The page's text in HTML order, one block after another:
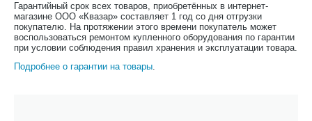
Гарантийный срок всех товаров, приобретённых в интернет-
магазине ООО «Квазар» составляет 1 год со дня отгрузки
покупателю. На протяжении этого времени покупатель может
воспользоваться ремонтом купленного оборудования по гарантии
при условии соблюдения правил хранения и эксплуатации товара.
Подробнее о гарантии на товары.